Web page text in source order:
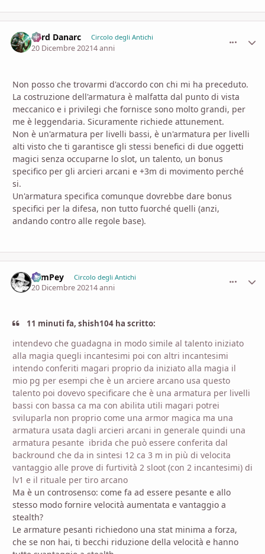
Lord Danarc Circolo degli Antichi
20 Dicembre 20214 anni
Non posso che trovarmi d'accordo con chi mi ha preceduto.
La costruzione dell'armatura è malfatta dal punto di vista
meccanico e i privilegi che fornisce sono molto grandi, per
me è leggendaria. Sicuramente richiede attunement.
Non è un'armatura per livelli bassi, è un'armatura per livelli
alti visto che ti garantisce gli stessi benefici di due oggetti
magici senza occuparne lo slot, un talento, un bonus
specifico per gli arcieri arcani e +3m di movimento perché
si.
Un'armatura specifica comunque dovrebbe dare bonus
specifici per la difesa, non tutto fuorché quelli (anzi,
andando contro alle regole base).
SamPey Circolo degli Antichi
20 Dicembre 20214 anni
11 minuti fa, shish104 ha scritto:
intendevo che guadagna in modo simile al talento iniziato
alla magia quegli incantesimi poi con altri incantesimi
intendo conferiti magari proprio da iniziato alla magia il
mio pg per esempi che è un arciere arcano usa questo
talento poi dovevo specificare che è una armatura per livelli
bassi con bassa ca ma con abilita utili magari potrei
sviluparla non proprio come una armor magica ma una
armatura usata dagli arcieri arcani in generale quindi una
armatura pesante ibrida che può essere conferita dal
backround che da in sintesi 12 ca 3 m in più di velocita
vantaggio alle prove di furtività 2 sloot (con 2 incantesimi) di
lv1 e il rituale per tiro arcano
Ma è un controsenso: come fa ad essere pesante e allo
stesso modo fornire velocità aumentata e vantaggio a
stealth?
Le armature pesanti richiedono una stat minima a forza,
che se non hai, ti becchi riduzione della velocità e hanno